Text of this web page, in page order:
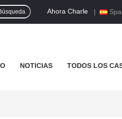
Ahora Charle |
NOTICIAS TODOS LOS